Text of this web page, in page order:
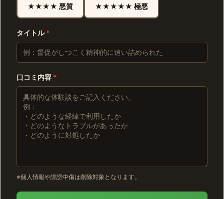
★★★★ 悪質 ★★★★★ 極悪
タイトル*
口コミ内容 *
※個人情報や誹謗中傷は削除対象となります。